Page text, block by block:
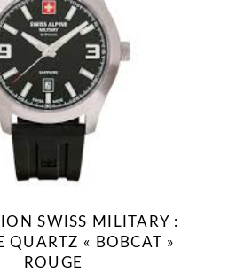
SWISS MILITARY :
QUARTZ « BOBCAT »
ROUGE